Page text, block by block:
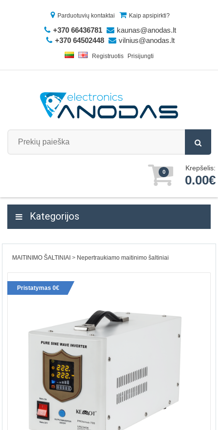
Parduotuvių kontaktai Kaip apsipirkti?
+370 66436781
kaunas@anodas.lt
+370 64502448
vilnius@anodas.lt
Registruotis Prisijungti
0 Krepšelis:
0.00€
Kategorijos
MAITINIMO ŠALTINIAI Nepertraukiamo maitinimo šaltiniai
Pristatymas 0€